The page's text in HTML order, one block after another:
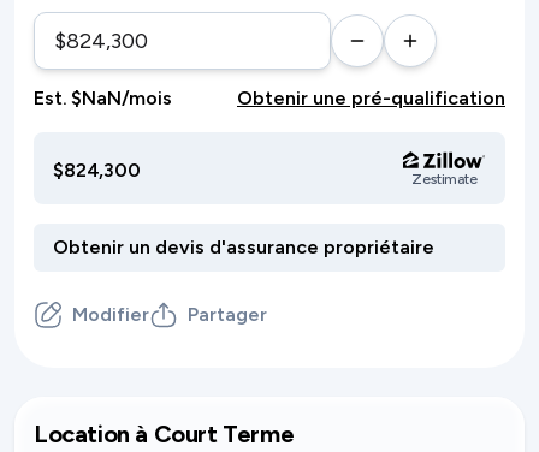
Est. $NaN/mois Obtenir une pré-qualification
$824,300 Zestimate
Modifier Partager
Location à Court Terme